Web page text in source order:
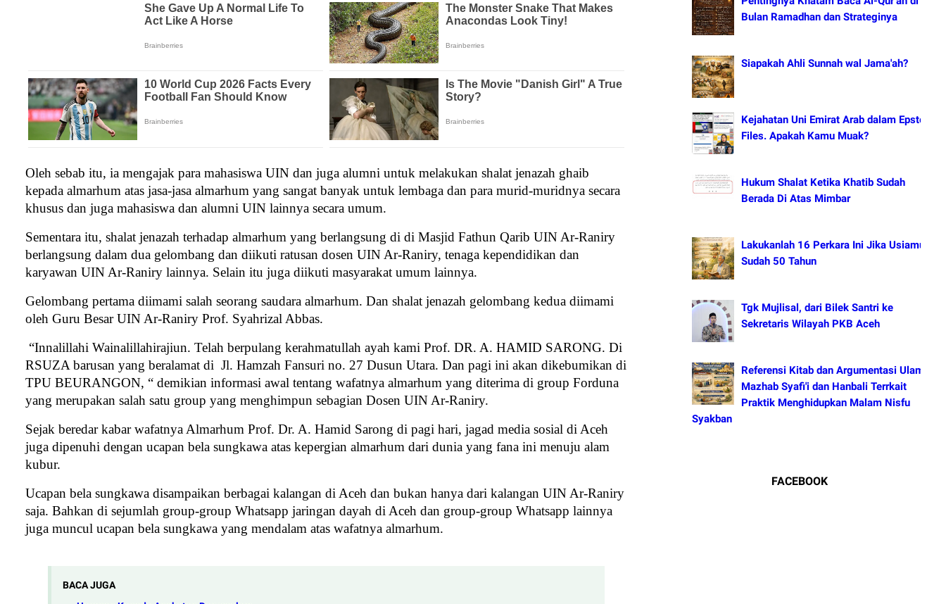
Oleh sebab itu, ia mengajak para mahasiswa UIN dan juga alumni untuk melakukan shalat jenazah ghaib
kepada almarhum atas jasa-jasa almarhum yang sangat banyak untuk lembaga dan para murid-muridnya secara
khusus dan juga mahasiswa dan alumni UIN lainnya secara umum.
Sementara itu, shalat jenazah terhadap almarhum yang berlangsung di di Masjid Fathun Qarib UIN Ar-Raniry
berlangsung dalam dua gelombang dan diikuti ratusan dosen UIN Ar-Raniry, tenaga kependidikan dan
karyawan UIN Ar-Raniry lainnya. Selain itu juga diikuti masyarakat umum lainnya.
Gelombang pertama diimami salah seorang saudara almarhum. Dan shalat jenazah gelombang kedua diimami
oleh Guru Besar UIN Ar-Raniry Prof. Syahrizal Abbas.
“Innalillahi Wainalillahirajiun. Telah berpulang kerahmatullah ayah kami Prof. DR. A. HAMID SARONG. Di
RSUZA barusan yang beralamat di Jl. Hamzah Fansuri no. 27 Dusun Utara. Dan pagi ini akan dikebumikan di
TPU BEURANGON, “ demikian informasi awal tentang wafatnya almarhum yang diterima di group Forduna
yang merupakan salah satu group yang menghimpun sebagian Dosen UIN Ar-Raniry.
Sejak beredar kabar wafatnya Almarhum Prof. Dr. A. Hamid Sarong di pagi hari, jagad media sosial di Aceh
juga dipenuhi dengan ucapan bela sungkawa atas kepergian almarhum dari dunia yang fana ini menuju alam
kubur.
Ucapan bela sungkawa disampaikan berbagai kalangan di Aceh dan bukan hanya dari kalangan UIN Ar-Raniry
saja. Bahkan di sejumlah group-group Whatsapp jaringan dayah di Aceh dan group-group Whatsapp lainnya
juga muncul ucapan bela sungkawa yang mendalam atas wafatnya almarhum.
BACA JUGA
Bulan Ramadhan dan Strateginya
Siapakah Ahli Sunnah wal Jama'ah?
Kejahatan Uni Emirat Arab dalam Epstein
Files. Apakah Kamu Muak?
Hukum Shalat Ketika Khatib Sudah
Berada Di Atas Mimbar
Lakukanlah 16 Perkara Ini Jika Usiamu
Sudah 50 Tahun
Tgk Mujlisal, dari Bilek Santri ke
Sekretaris Wilayah PKB Aceh
Referensi Kitab dan Argumentasi Ulama
Mazhab Syafi'i dan Hanbali Terrkait
Praktik Menghidupkan Malam Nisfu
Syakban
FACEBOOK